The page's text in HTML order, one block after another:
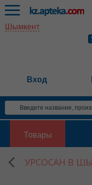
Шымкент
Вход
Товары
УРСОСАН В